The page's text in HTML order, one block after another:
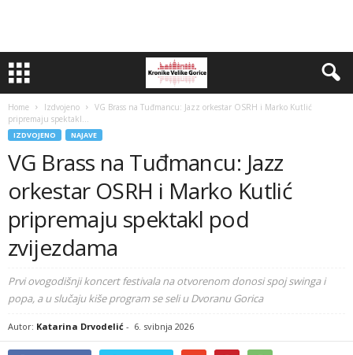
Home Izdvojeno
VG Brass na Tuđmancu: Jazz orkestar OSRH i Marko Kutlić
pripremaju spektakl...
IZDVOJENO NAJAVE
VG Brass na Tuđmancu: Jazz
orkestar OSRH i Marko Kutlić
pripremaju spektakl pod
zvijezdama
Prvi ovogodišnji koncert festivala na otvorenom donosi spoj swinga i
popa, a u slučaju kiše program se seli u Dvoranu Gorica
Autor: Katarina Drvodelić - 6. svibnja 2026